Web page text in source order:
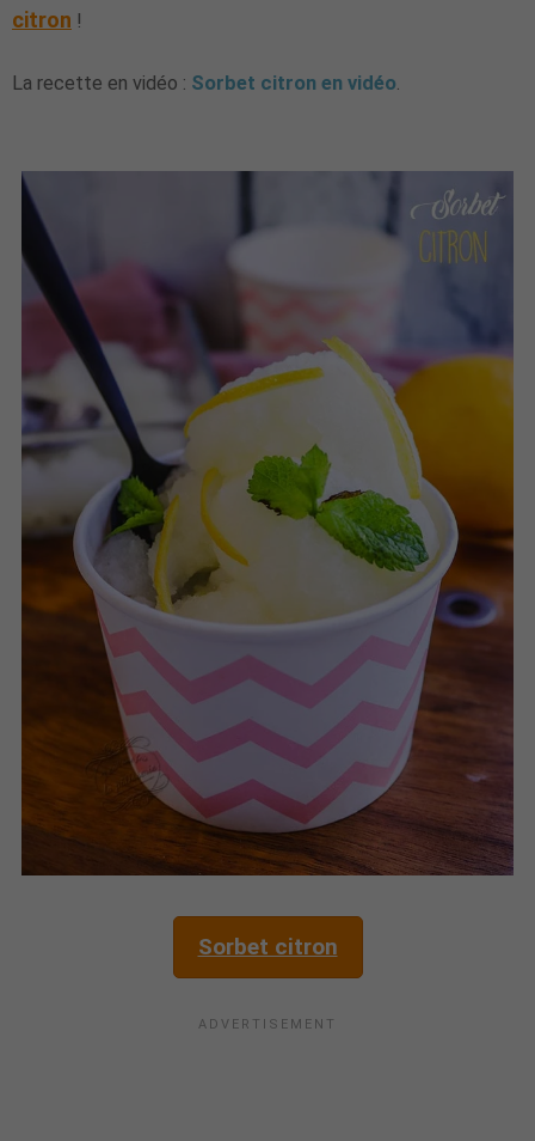
citron !
La recette en vidéo : Sorbet citron en vidéo
Sorbet citron